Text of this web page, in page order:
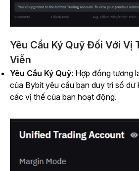
Yêu Cầu Ký Quỹ Đối Với Vị
Viễn
Yêu Cầu Ký Quỹ: Hợp đồng tương
của Bybit yêu cầu bạn duy trì số dư
các vị thế của bạn hoạt động.